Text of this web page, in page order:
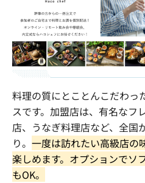
料理の質にとことんこだわっ
スです。加盟店は、有名なフ
店、うなぎ料理店など、全国
り。 一度は訪れたい高級店の
楽しめます。オプションでソ
もOK。